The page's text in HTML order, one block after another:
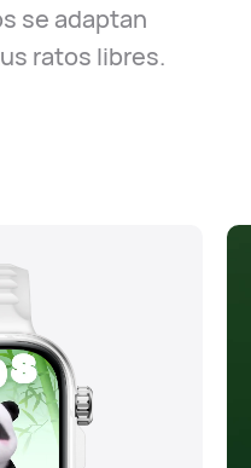
se adaptan
ratos libres.